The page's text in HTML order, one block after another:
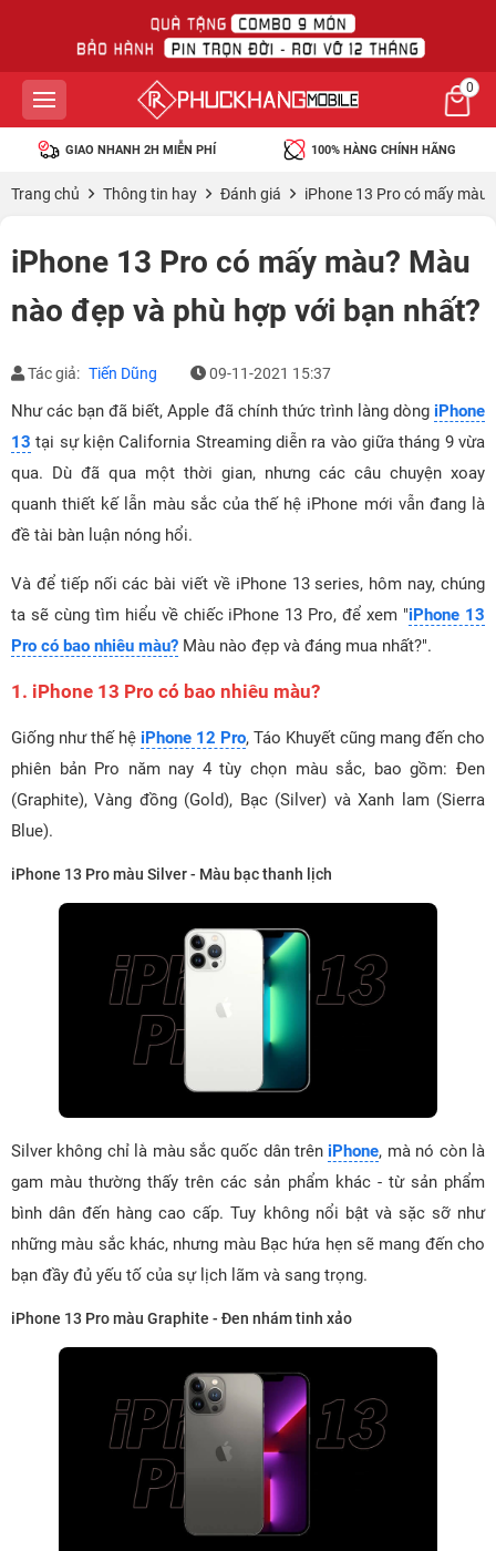
0
GIAO NHANH 2H MIỄN PHÍ 100% HÀNG CHÍNH HÃNG
Trang chủ Thông tin hay Đánh giá iPhone 13 Pro có mấy
iPhone 13 Pro có mấy màu? Màu
nào đẹp và phù hợp với bạn nhất?
Tác giả: Tiến Dũng 09-11-2021 15:37
Như các bạn đã biết, Apple đã chính thức trình làng dòng iPhone
13 tại sự kiện California Streaming diễn ra vào giữa tháng 9 vừa
qua. Dù đã qua một thời gian, nhưng các câu chuyện xoay
quanh thiết kế lẫn màu sắc của thế hệ iPhone mới vẫn đang là
đề tài bàn luận nóng hổi.
Và để tiếp nối các bài viết về iPhone 13 series, hôm nay, chúng
ta sẽ cùng tìm hiểu về chiếc iPhone 13 Pro, để xem "iPhone 13
Pro có bao nhiêu màu? Màu nào đẹp và đáng mua nhất?".
1. iPhone 13 Pro có bao nhiêu màu?
Giống như thế hệ iPhone 12 Pro, Táo Khuyết cũng mang đến cho
phiên bản Pro năm nay 4 tùy chọn màu sắc, bao gồm: Đen
(Graphite), Vàng đồng (Gold), Bạc (Silver) và Xanh lam (Sierra
Blue).
iPhone 13 Pro màu Silver - Màu bạc thanh lịch
Silver không chỉ là màu sắc quốc dân trên iPhone, mà nó còn là
gam màu thường thấy trên các sản phẩm khác - từ sản phẩm
bình dân đến hàng cao cấp. Tuy không nổi bật và sặc sỡ như
những màu sắc khác, nhưng màu Bạc hứa hẹn sẽ mang đến cho
bạn đầy đủ yếu tố của sự lịch lãm và sang trọng.
iPhone 13 Pro màu Graphite - Đen nhám tinh xảo